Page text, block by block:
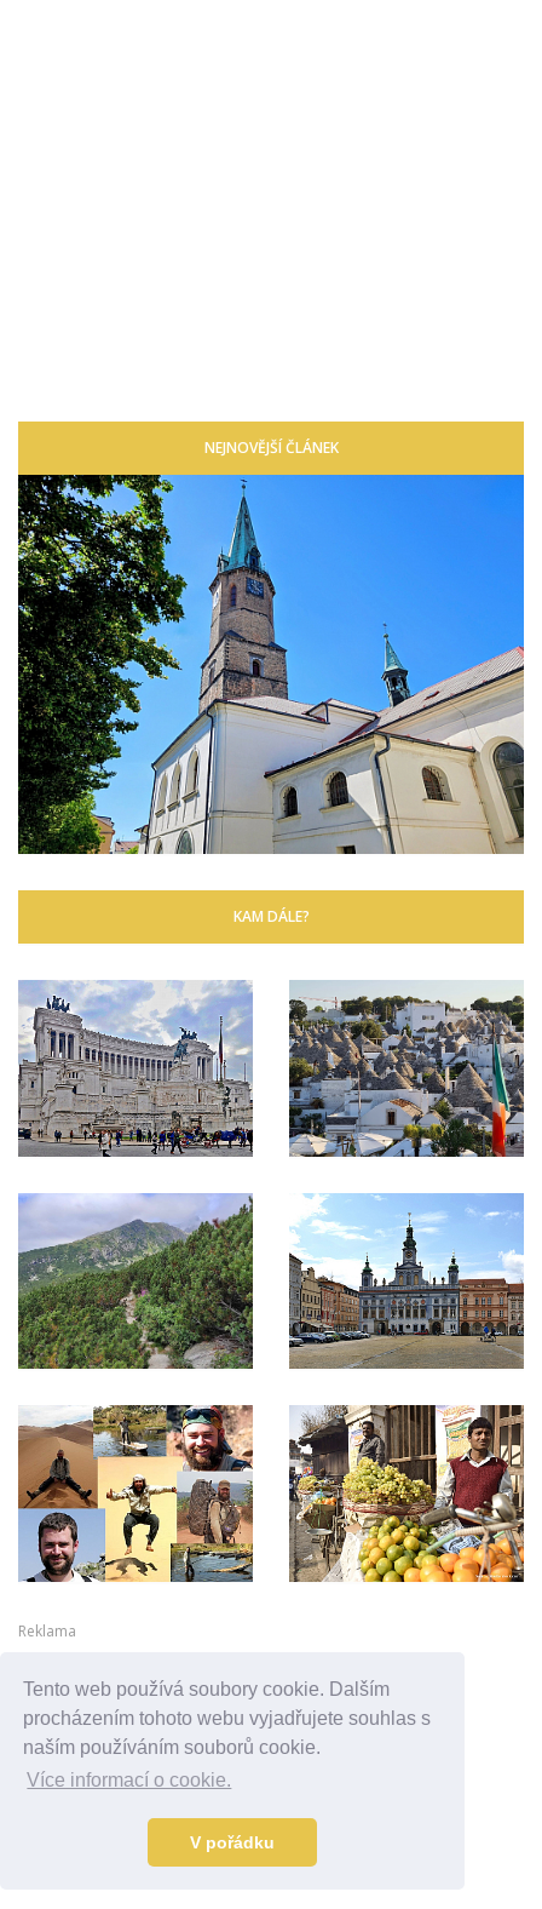
Tento web používá soubory cookie. Dalším
procházením tohoto webu vyjadřujete souhlas s
naším používáním souborů cookie.
Více informací o cookie.
V pořádku
NEJNOVĚJŠÍ ČLÁNEK
KAM DÁLE?
Reklama